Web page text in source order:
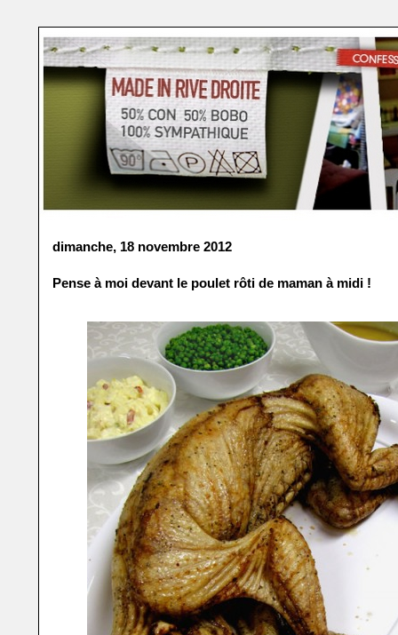
dimanche, 18 novembre 2012
Pense à moi devant le poulet rôti de maman à midi !